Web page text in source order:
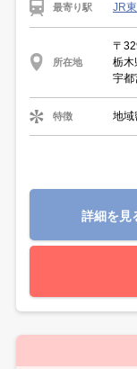
最寄り駅 JR
所在地
〒
栃木
宇
特徴 地域
詳細を見